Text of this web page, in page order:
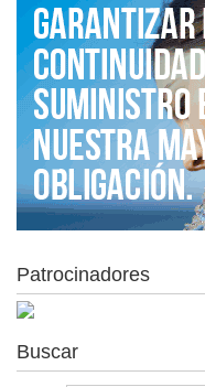
Patrocinadores
Buscar